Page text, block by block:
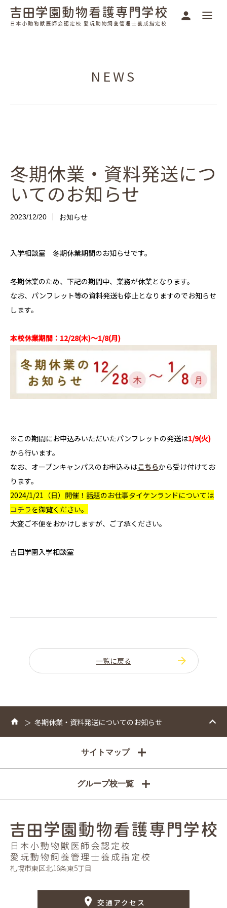
NEWS
冬期休業・資料発送につ
いてのお知らせ
2023/12/20 お知らせ
入学相談室 冬期休業期間のお知らせです。
冬期休業のため、下記の期間中、業務が休業となります。
なお、パンフレット等の資料発送も停止となりますのでお知らせ
します。
本校休業期間：12/28(木)～1/8(月)
※この期間にお申込みいただいたパンフレットの発送は1/9(火)
から行います。
なお、オープンキャンパスのお申込みはこちらから受け付けてお
ります。
2024/1/21（日）開催！話題のお仕事タイケンランドについては
コチラを御覧ください。
大変ご不便をおかけしますが、ご了承ください。
吉田学園入学相談室
一覧に戻る
冬期休業・資料発送についてのお知らせ
サイトマップ
グループ校一覧
札幌市東区北16条東5丁目
交通アクセス